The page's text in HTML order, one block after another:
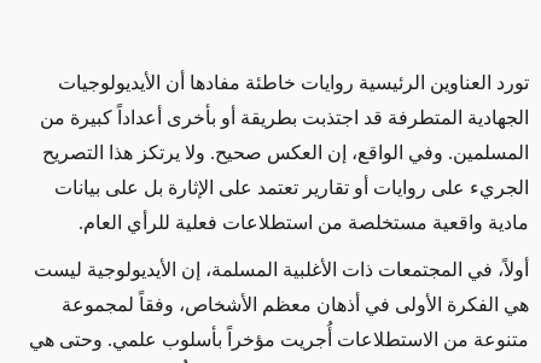
تورد العناوين الرئيسية روايات خاطئة مفادها أن الأيديولوجيات
الجهادية المتطرفة قد اجتذبت بطريقة أو بأخرى أعداداً كبيرة من
المسلمين. وفي الواقع، إن العكس صحيح. ولا يرتكز هذا التصريح
الجريء على روايات أو تقارير تعتمد على الإثارة بل على بيانات
مادية واقعية مستخلصة من استطلاعات فعلية للرأي العام.
أولاً، في المجتمعات ذات الأغلبية المسلمة، إن الأيديولوجية ليست
هي الفكرة الأولى في أذهان معظم الأشخاص، وفقاً لمجموعة
متنوعة من الاستطلاعات أُجريت مؤخراً بأسلوب علمي. وحتى هي